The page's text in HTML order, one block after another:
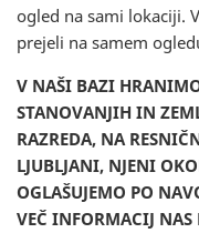
ogled na sami lokaciji.
prejeli na samem
V NAŠI BAZI
STANOVANJIH IN
RAZREDA, NA
LJUBLJANI, NJENI
OGLAŠUJEMO PO
VEČ INFORMACIJ